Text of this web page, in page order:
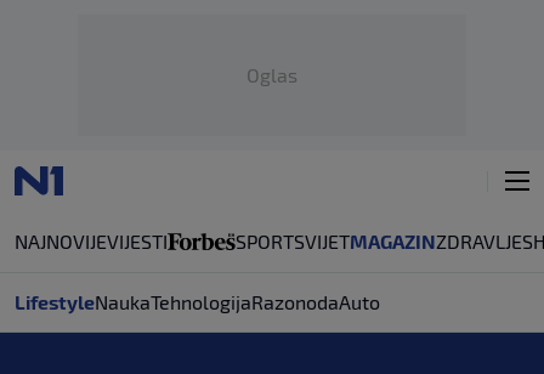
Oglas
NAJNOVIJEVIJESTI SPORTSVIJETMAGAZINZDRAVLJE
LifestyleNaukaTehnologijaRazonodaAuto